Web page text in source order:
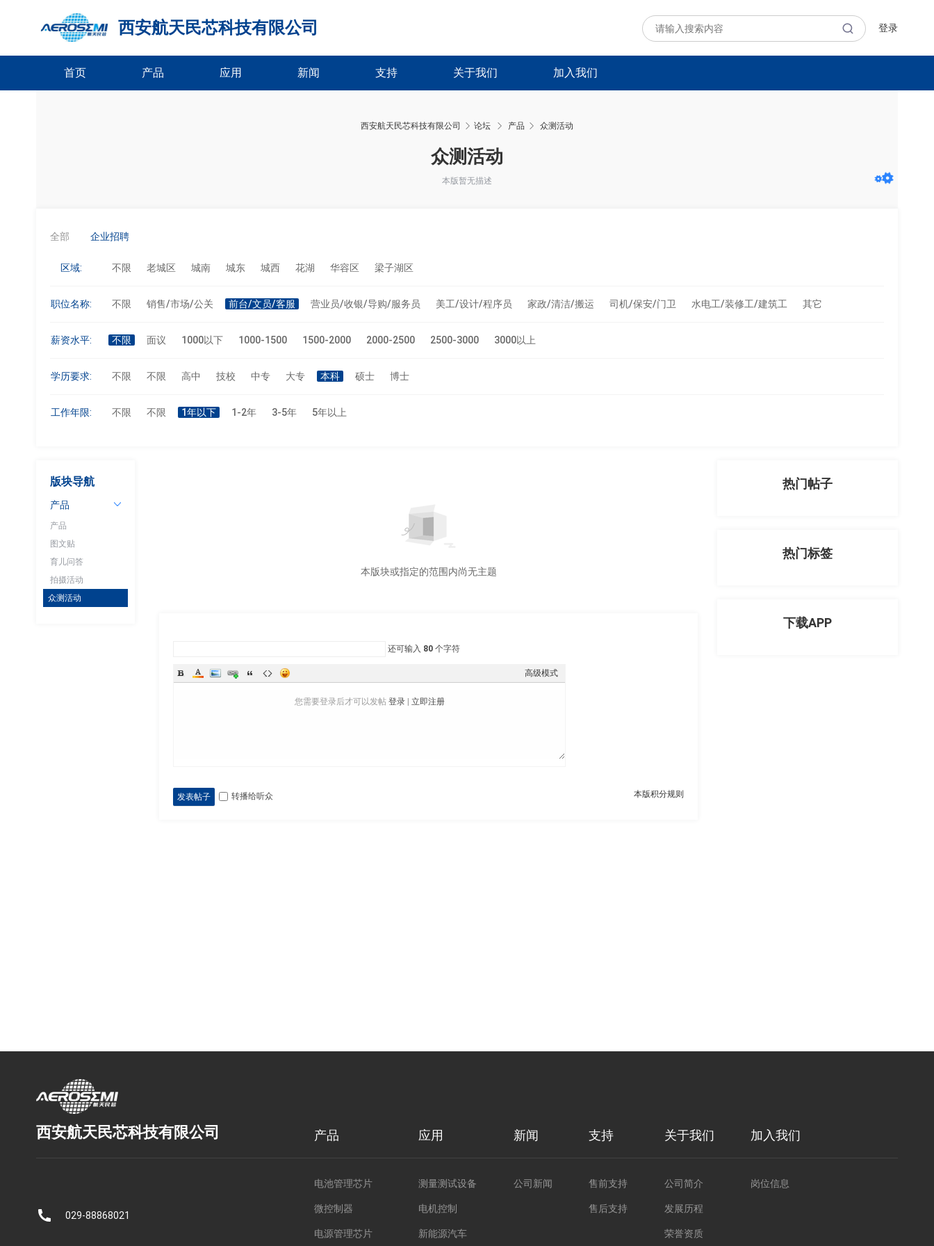
西安航天民芯科技有限公司 登录
首页 产品 应用 新闻 支持 关于我们 加入我们
西安航天民芯科技有限公司 论坛
›
产品 众测活动
众测活动
本版暂无描述
全部 企业招聘
区域: 不限 老城区 城南 城东 城西 花湖 华容区 梁子湖区
职位名称: 不限 销售/市场/公关 前台/文员/客服 营业员/收银/导购/服务员 美工/设计/程序员 家政/清洁/搬运 司机/保安/门卫 水电工/装修工/建筑工 其它
薪资水平: 不限 面议 1000以下 1000-1500 1500-2000 2000-2500 2500-3000 3000以上
学历要求: 不限 不限 高中 技校 中专 大专 本科 硕士 博士
工作年限: 不限 不限 1年以下 1-2年 3-5年 5年以上
版块导航
产品
产品
图文贴
育儿问答
拍摄活动
众测活动
本版块或指定的范围内尚无主题
还可输入 80 个字符
高级模式
您需要登录后才可以发帖 登录| 立即注册
本版积分规则
发表帖子 转播给听众
热门帖子
热门标签
下载APP
西安航天民芯科技有限公司
029-88868021
产品
电池管理芯片
微控制器
电源管理芯片
应用
测量测试设备
电机控制
新能源汽车
新闻
公司新闻
支持
售前支持
售后支持
关于我们
公司简介
发展历程
荣誉资质
加入我们
岗位信息